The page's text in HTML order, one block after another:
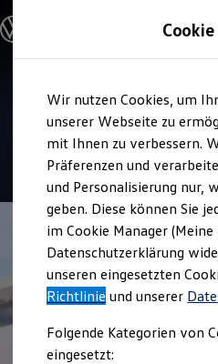
Hauptinhalt
springen
Footer
springen
Modelle & Konfigurator
Modelle konfigurieren
Vorgängermodelle
Oldtimer
Bulli Historie
Branchenlösungen &
Umbaulösungen und
Auf- und Umbauten
Groß- und
Großkunden
Kommunen &
Journalisten
Sportvereine
Branchenlösungen
Gewerbliche
Service & mobile
Service
Autohaus Gelb
4.9| 25
Wir nutzen Cookies, um
unserer Webseite zu
mit Ihnen zu verbessern.
Präferenzen und
und Personalisierung nur,
geben. Diese können Sie
im Cookie Manager
Datenschutzerklärung
unseren eingesetzten
Richtlinie und unserer
Folgende Kategorien von
eingesetzt: